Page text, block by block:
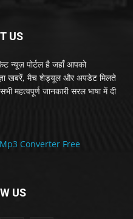
US
न्यूज़ पोर्टल है जहाँ आपको
खबरें, मैच शेड्यूल और अपडेट मिलते
जानकारी सरल भाषा में दी
Converter Free
US